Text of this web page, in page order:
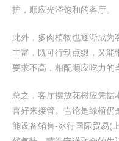
护，顺应光泽饱和的客厅。
此外，多肉植物也逐渐成为
丰富，既可行动点缀，又能
要求不高，相配顺应吃力的
总之，客厅摆放花树应凭据
喜好来接管。岂论是绿植仍
能设备销售-冰行国际贸易(